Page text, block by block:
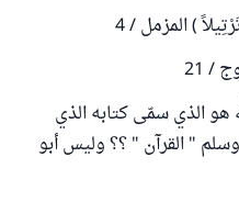
) المزمل / 4
/ 21
الذي سمّى كتابه الذي
" القرآن " ؟؟ وليس أبو